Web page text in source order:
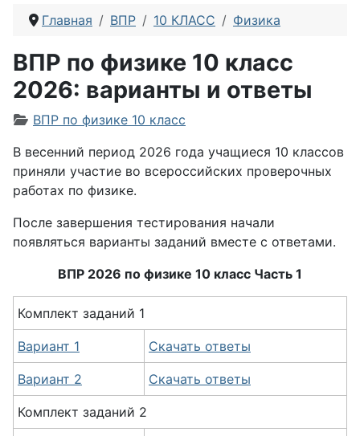
Главная ВПР 10 КЛАСС Физика
ВПР по физике 10 класс
2026: варианты и ответы
Информация о материале
ВПР по физике 10 класс
В весенний период 2026 года учащиеся 10 классов
приняли участие во всероссийских проверочных
работах по физике.
После завершения тестирования начали
появляться варианты заданий вместе с ответами.
ВПР 2026 по физике 10 класс Часть 1
Комплект заданий 1
Вариант 1 Скачать ответы
Вариант 2 Скачать ответы
Комплект заданий 2